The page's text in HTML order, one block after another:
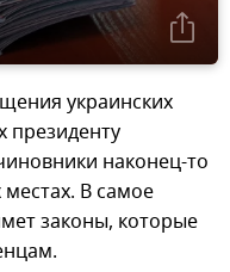
украинских
президенту
наконец-то
В самое
законы, которые